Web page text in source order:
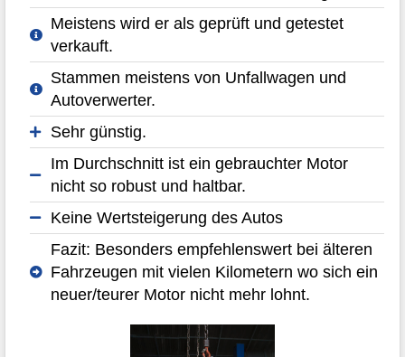
Meistens wird er als geprüft und getestet
verkauft.
Stammen meistens von Unfallwagen und
Autoverwerter.
Sehr günstig.
Im Durchschnitt ist ein gebrauchter Motor
nicht so robust und haltbar.
Keine Wertsteigerung des Autos
Fazit: Besonders empfehlenswert bei älteren
Fahrzeugen mit vielen Kilometern wo sich ein
neuer/teurer Motor nicht mehr lohnt.